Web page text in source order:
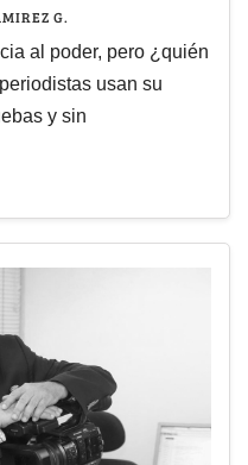
G.
al poder, pero ¿quién
usan su
y sin